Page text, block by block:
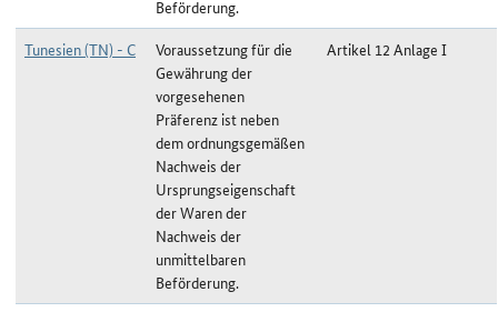
Beförderung.
Tunesien (TN) - C
Voraussetzung für die
Gewährung der
vorgesehenen
Präferenz ist neben
dem ordnungsgemäßen
Nachweis der
Ursprungseigenschaft
der Waren der
Nachweis der
unmittelbaren
Beförderung.
Artikel 12 Anlage I